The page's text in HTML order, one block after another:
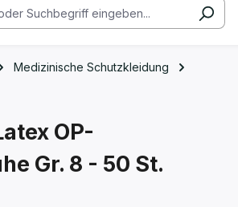
Medizinische Schutzkleidung
OP-
Gr. 8 - 50 St.